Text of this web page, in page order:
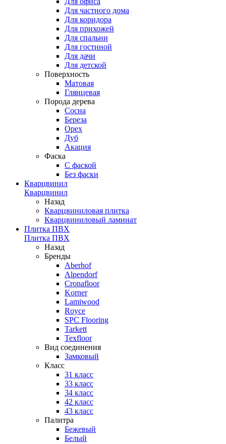
Для частного дома
Для коридора
Для прихожей
Для спальни
Для гостиной
Для дачи
Для детской
Поверхность
Матовая
Глянцевая
Порода дерева
Сосна
Береза
Орех
Дуб
Акация
Фаска
С фаской
Без фаски
Кварцвинил
Кварцвинил
Назад
Кварцвиниловая плитка
Кварцвиниловый ламинат
Плитка ПВХ
Плитка ПВХ
Назад
Бренды
Aberhof
Alpendorf
Cronafloor
Korner
Lamiwood
Royce
SPC Flooring
Tarkett
Texfloor
Вид соединения
Замковый
Класс
31 класс
33 класс
34 класс
42 класс
43 класс
Палитра
Бежевый
Белый